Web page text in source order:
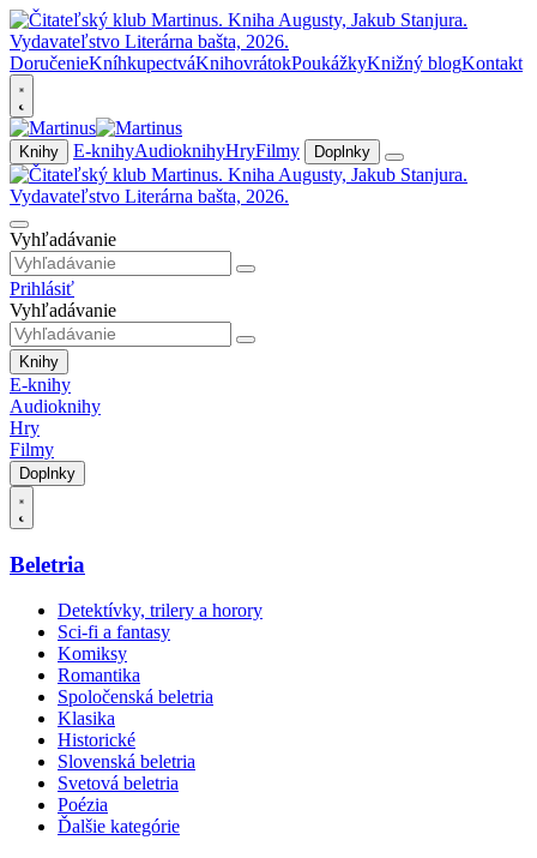
DoručenieKníhkupectváKnihovrátokPoukážkyKnižný blogKontakt
Knihy E-knihyAudioknihyHryFilmy Doplnky
Vyhľadávanie
Prihlásiť
Vyhľadávanie
Knihy
E-knihy
Audioknihy
Hry
Filmy
Doplnky
Beletria
Detektívky, trilery a horory
Sci-fi a fantasy
Komiksy
Romantika
Spoločenská beletria
Klasika
Historické
Slovenská beletria
Svetová beletria
Poézia
Ďalšie kategórie